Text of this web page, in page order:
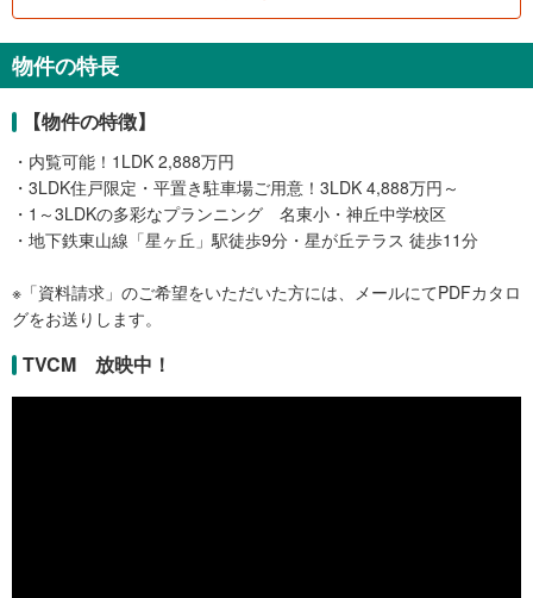
物件の特長
【物件の特徴】
・内覧可能！1LDK 2,888万円
・3LDK住戸限定・平置き駐車場ご用意！3LDK 4,888万円～
・1～3LDKの多彩なプランニング 名東小・神丘中学校区
・地下鉄東山線「星ヶ丘」駅徒歩9分・星が丘テラス 徒歩11分
※「資料請求」のご希望をいただいた方には、メールにてPDFカタロ
グをお送りします。
TVCM 放映中！